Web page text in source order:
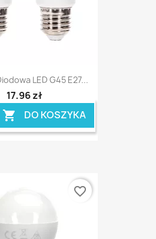
LED G45 E27...
17,96 zł
 DO KOSZYKA
favorite_border